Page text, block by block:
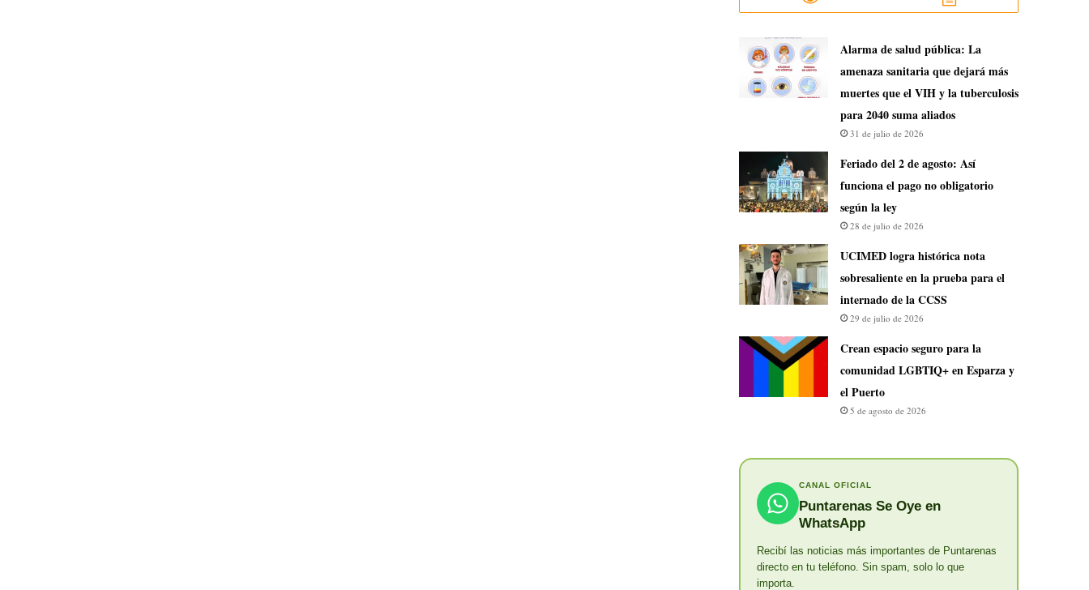
​Alarma de salud pública: La
amenaza sanitaria que dejará más
muertes que el VIH y la tuberculosis
para 2040 suma aliados
31 de julio de 2026
Feriado del 2 de agosto: Así
funciona el pago no obligatorio
según la ley
28 de julio de 2026
UCIMED logra histórica nota
sobresaliente en la prueba para el
internado de la CCSS
29 de julio de 2026
Crean espacio seguro para la
comunidad LGBTIQ+ en Esparza y
el Puerto
5 de agosto de 2026
CANAL OFICIAL
Puntarenas Se Oye en
WhatsApp
Recibí las noticias más importantes de Puntarenas
directo en tu teléfono. Sin spam, solo lo que
importa.